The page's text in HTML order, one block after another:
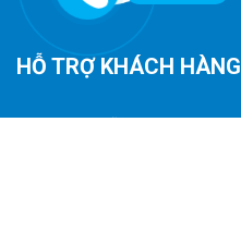
HỖ TRỢ KHÁCH HÀNG